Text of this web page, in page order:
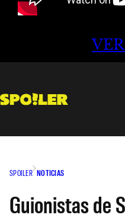
SPOILER NOTICIAS
Guionistas de